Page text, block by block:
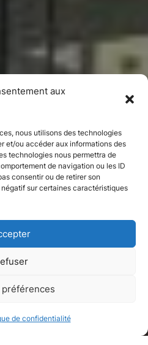
aux
nous utilisons des technologies
et/ou accéder aux informations des
technologies nous permettra de
de navigation ou les ID
consentir ou de retirer son
sur certaines caractéristiques
de confidentialité